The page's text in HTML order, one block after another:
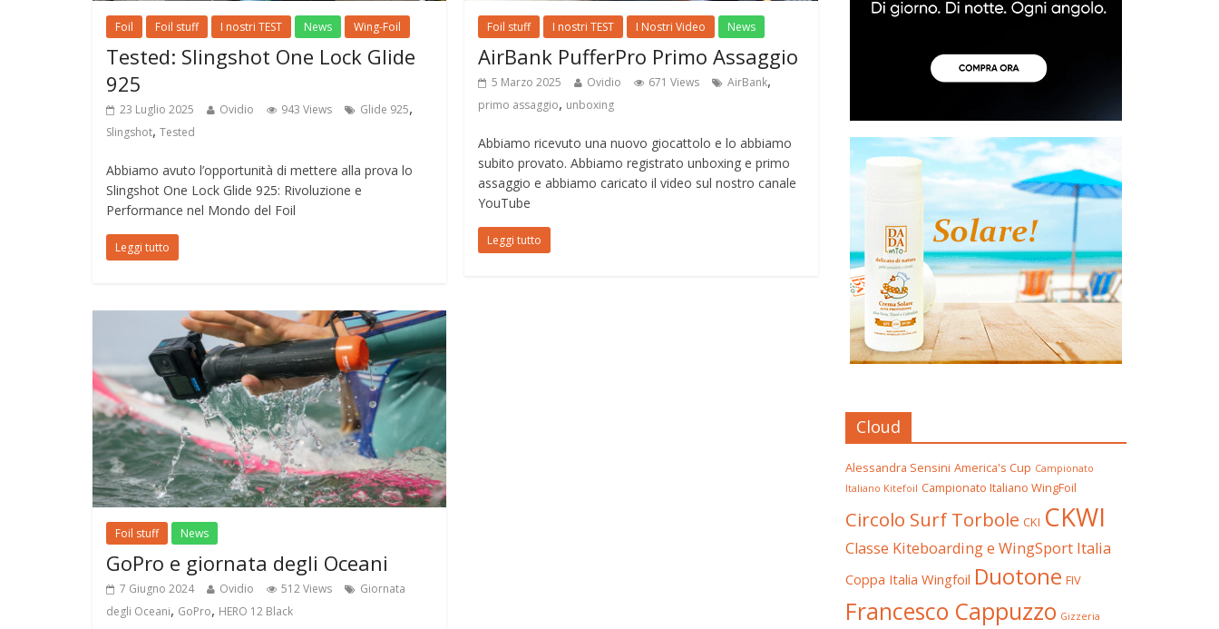
Foil Foil stuff I nostri TEST News Wing-Foil
Tested: Slingshot One Lock Glide
925
23 Luglio 2025 Ovidio 943 Views Glide 925,
Slingshot, Tested
Abbiamo avuto l’opportunità di mettere alla prova lo
Slingshot One Lock Glide 925: Rivoluzione e
Performance nel Mondo del Foil
Leggi tutto
Foil stuff I nostri TEST I Nostri Video News
AirBank PufferPro Primo Assaggio
5 Marzo 2025 Ovidio 671 Views AirBank,
primo assaggio, unboxing
Abbiamo ricevuto una nuovo giocattolo e lo abbiamo
subito provato. Abbiamo registrato unboxing e primo
assaggio e abbiamo caricato il video sul nostro canale
YouTube
Leggi tutto
Foil stuff News
GoPro e giornata degli Oceani
7 Giugno 2024 Ovidio 512 Views
Giornata
degli Oceani, GoPro, HERO 12 Black
Cloud
Alessandra Sensini America's Cup Campionato
Italiano Kitefoil Campionato Italiano WingFoil
Circolo Surf Torbole CKI CKWI
Classe Kiteboarding e WingSport Italia
Coppa Italia Wingfoil Duotone FIV
Francesco Cappuzzo Gizzeria